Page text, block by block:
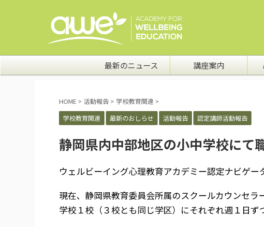
最新のニュース 講座案内
HOME > 活動報告 > 学校教育関連 >
学校教育関連
最新のおしらせ 活動報告 認定講師活動報告
静岡県内中部地区の小中学校にて
ウェルビーイング心理教育アカデミー認定ナビゲー
現在、静岡県教育委員会所属のスクールカウンセ
学校１校（３校とも同じ学区）にそれぞれ週１日ず